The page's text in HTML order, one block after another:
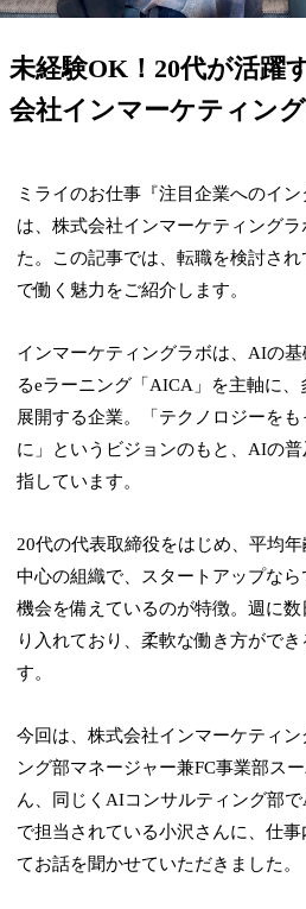
未経験OK！20代が活躍
会社インマーケティン
ミライのお仕事『注目企業へのイ
は、株式会社インマーケティング
た。この記事では、転職を検討さ
で働く魅力をご紹介します。
インマーケティングラボは、AIの
るeラーニング「AICA」を主軸に
展開する企業。「テクノロジーを
に」というビジョンのもと、AIの
指しています。
20代の代表取締役をはじめ、平均
中心の組織で、スタートアップな
機会を備えているのが特徴。週に
り入れており、柔軟な働き方がで
す。
今回は、株式会社インマーケティ
ング部マネージャー兼FC事業部ス
ん、同じくAIコンサルティング部
で担当されている小沢さんに、仕
てお話を聞かせていただきました。